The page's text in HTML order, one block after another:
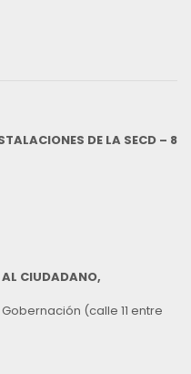
DE LA SECD – 8
CIUDADANO,
(calle 11 entre